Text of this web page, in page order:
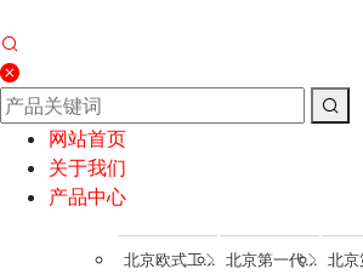
网站首页
关于我们
产品中心
北京欧式工业插头 北京第一代IP44工业插头